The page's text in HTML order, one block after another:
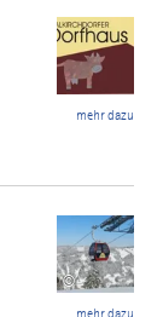
mehr dazu
©